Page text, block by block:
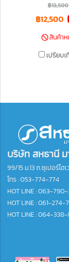
฿13,500
฿12,500
สินค้า
เปรียบ
บริษัท สหธานี
99/15 ม.13 ถ.ซุเปอร์ไ
โทร :053-774-774
HOT LINE : 063-
HOT LINE : 061-274-
HOT LINE : 064-